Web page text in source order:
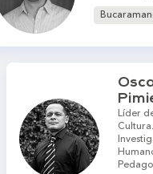
Líder